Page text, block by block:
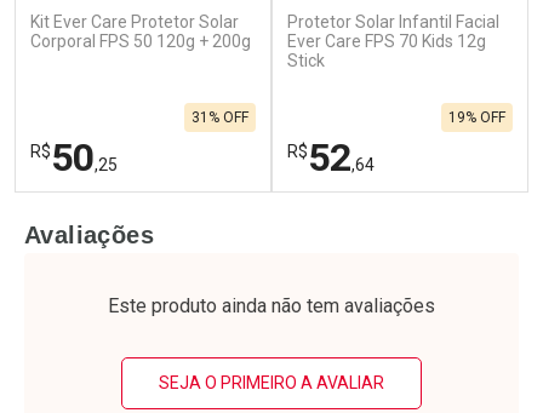
Kit Ever Care Protetor Solar
Corporal FPS 50 120g + 200g
R$50,25
31% OFF
Laboratório
Por Menos
Protetor Solar Infantil Facial
Ever Care FPS 70 Kids 12g
Stick
R$52,64
19% OFF
Laboratório
Por Menos
Avaliações
Este produto ainda não tem avaliações
SEJA O PRIMEIRO A AVALIAR